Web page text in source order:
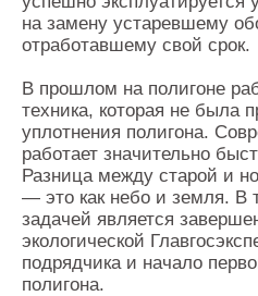
на замену устаревшему
отработавшему свой срок.
В прошлом на полигоне
техника, которая не была
уплотнения полигона.
работает значительно
Разница между старой и
— это как небо и земля. В
задачей является
экологической
подрядчика и начало
полигона.